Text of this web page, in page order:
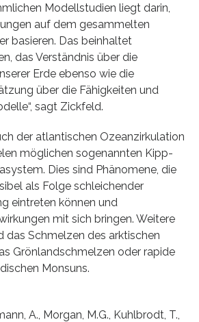
Modellstudien liegt darin,
auf dem gesammelten
basieren. Das beinhaltet
das Verständnis über die
Erde ebenso wie die
über die Fähigkeiten und
sagt Zickfeld.
der atlantischen Ozeanzirkulation
möglichen sogenannten Kipp-
Dies sind Phänomene, die
als Folge schleichender
eintreten können und
mit sich bringen. Weitere
das Schmelzen des arktischen
Grönlandschmelzen oder rapide
Monsuns.
A., Morgan, M.G., Kuhlbrodt, T.,